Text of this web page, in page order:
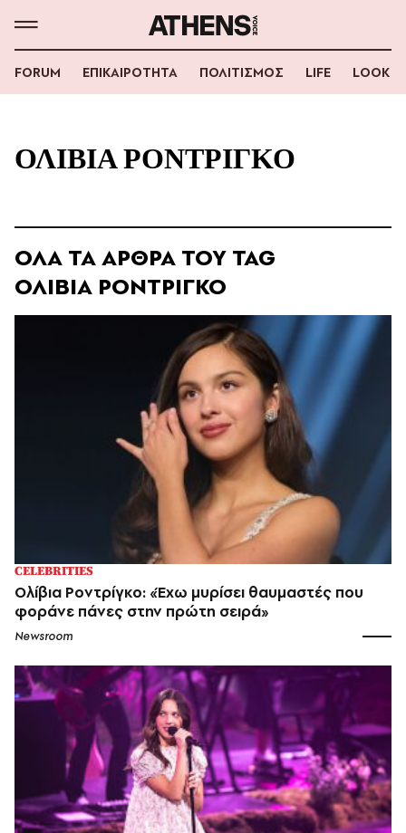
FORUM ΕΠΙΚΑΙΡΟΤΗΤΑ ΠΟΛΙΤΙΣΜΟΣ LIFE LOOK
ΟΛΙΒΙΑ ΡΟΝΤΡΙΓΚΟ
ΟΛΑ ΤΑ ΑΡΘΡΑ ΤΟΥ TAG
ΟΛΙΒΙΑ ΡΟΝΤΡΙΓΚΟ
CELEBRITIES
Ολίβια Ροντρίγκο: «Έχω μυρίσει θαυμαστές που
φοράνε πάνες στην πρώτη σειρά»
Newsroom